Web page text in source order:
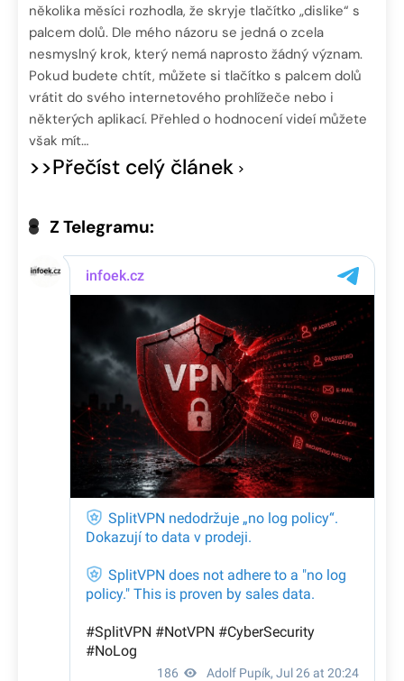
několika měsíci rozhodla, že skryje tlačítko „dislike“ s
palcem dolů. Dle mého názoru se jedná o zcela
nesmyslný krok, který nemá naprosto žádný význam.
Pokud budete chtít, můžete si tlačítko s palcem dolů
vrátit do svého internetového prohlížeče nebo i
některých aplikací. Přehled o hodnocení videí můžete
však mít…
>>Přečíst celý článek
Z Telegramu: